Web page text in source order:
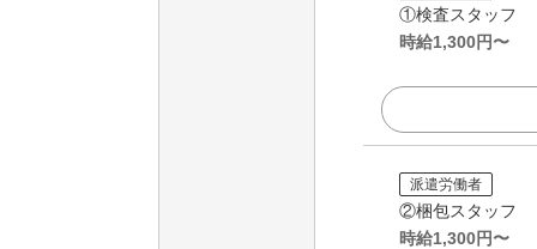
①検査スタッフ
時給1,300円〜
派遣労働者
②梱包スタッフ
時給1,300円〜